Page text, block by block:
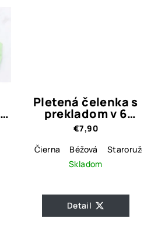
Pletená čelenka s
prekladom v 6
farbách
€7,90
Čierna
Béžová
Skladom
Detail